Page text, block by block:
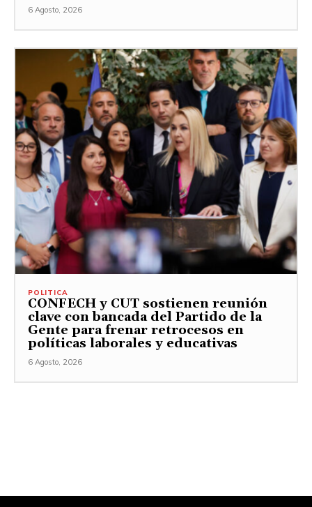
6 Agosto, 2026
POLITICA
CONFECH y CUT sostienen reunión
clave con bancada del Partido de la
Gente para frenar retrocesos en
políticas laborales y educativas
6 Agosto, 2026